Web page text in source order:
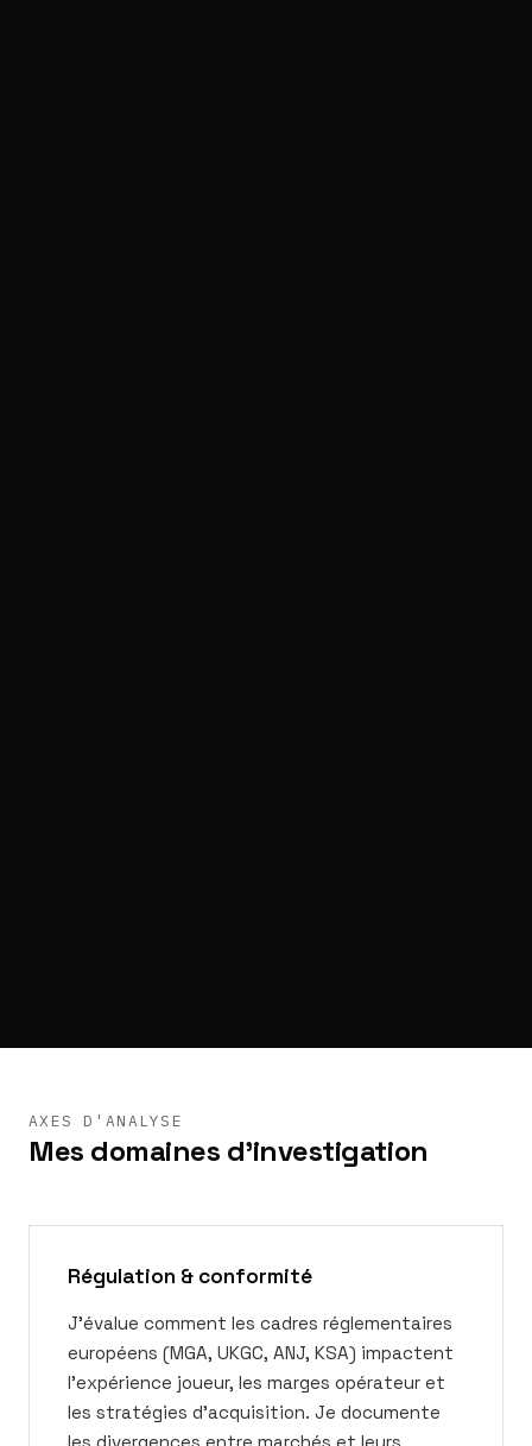
AXES D'ANALYSE
Mes domaines d'investigation
Régulation & conformité
J'évalue comment les cadres réglementaires
européens (MGA, UKGC, ANJ, KSA) impactent
l'expérience joueur, les marges opérateur et
les stratégies d'acquisition. Je documente